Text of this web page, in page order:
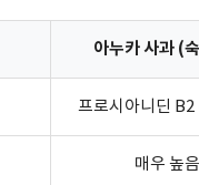
아누카 사과 (
프로시아니딘 B2
매우 높음